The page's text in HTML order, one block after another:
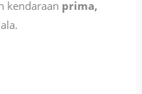
kendaraan prima,